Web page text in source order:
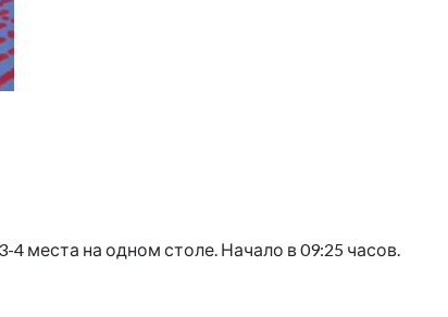
места на одном столе. Начало в 09:25 часов.